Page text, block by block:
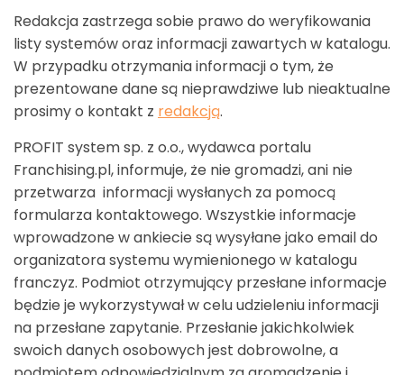
Redakcja zastrzega sobie prawo do weryfikowania
listy systemów oraz informacji zawartych w katalogu.
W przypadku otrzymania informacji o tym, że
prezentowane dane są nieprawdziwe lub nieaktualne
prosimy o kontakt z redakcją.
PROFIT system sp. z o.o., wydawca portalu
Franchising.pl, informuje, że nie gromadzi, ani nie
przetwarza informacji wysłanych za pomocą
formularza kontaktowego. Wszystkie informacje
wprowadzone w ankiecie są wysyłane jako email do
organizatora systemu wymienionego w katalogu
franczyz. Podmiot otrzymujący przesłane informacje
będzie je wykorzystywał w celu udzieleniu informacji
na przesłane zapytanie. Przesłanie jakichkolwiek
swoich danych osobowych jest dobrowolne, a